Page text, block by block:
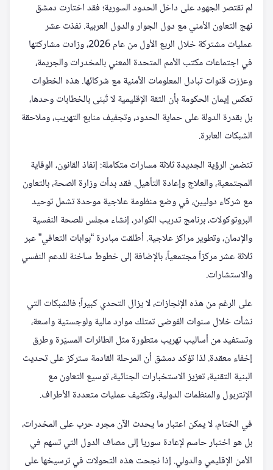
لم تقتصر الجهود على داخل الحدود السورية؛ فقد اختارت دمشق
نهج التعاون الأمني مع دول الجوار والدول العربية. نفذت عشر
عمليات مشتركة خلال الربع الأول من عام 2026، وزادت مشاركتها
في اجتماعات مكتب الأمم المتحدة المعني بالمخدرات والجريمة،
وعززت قنوات تبادل المعلومات الأمنية مع شركائها. هذه الخطوات
تعكس إيمان الحكومة بأن الثقة الإقليمية لا تُبنى بالخطابات وحدها،
بل بقدرة الدولة على حماية الحدود، وتجفيف منابع التهريب، وملاحقة
الشبكات العابرة.
تتضمن الرؤية الجديدة ثلاثة مسارات متكاملة: إنفاذ القانون، الوقاية
المجتمعية، والعلاج وإعادة التأهيل. فقد بدأت وزارة الصحة، بالتعاون
مع شركاء دوليين، في وضع منظومة علاجية موحدة تشمل توحيد
البروتوكولات، برنامج تدريب الكوادر، إنشاء مجلس للصحة النفسية
والإدمان، وتطوير مراكز علاجية. أطلقت مبادرة “بوابات التعافي” عبر
ثلاثة عشر مركزاً مجتمعياً، بالإضافة إلى خطوط ساخنة للدعم النفسي
والاستشارات.
على الرغم من هذه الإنجازات، لا يزال التحدي كبيراً؛ فالشبكات التي
نشأت خلال سنوات الفوضى تمتلك موارد مالية ولوجستية واسعة،
وتستفيد من أساليب تهريب متطورة مثل الطائرات المسيّرة وطرق
إخفاء معقدة. لذا تؤكد دمشق أن المرحلة القادمة ستركز على تحديث
البنية التقنية، تعزيز الاستخبارات الجنائية، توسيع التعاون مع
الإنتربول والمنظمات الدولية، وتكثيف عمليات متعددة الأطراف.
في الختام، لا يمكن اعتبار ما يحدث الآن مجرد حرب على المخدرات،
بل هو اختبار حاسم لإعادة سوريا إلى مصاف الدول التي تسهم في
الأمن الإقليمي والدولي. إذا نجحت هذه التحولات في ترسيخها على